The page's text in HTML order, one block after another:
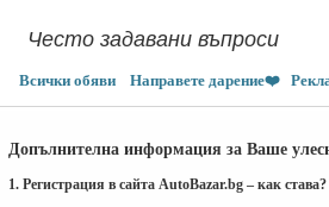
Често задавани въпроси
Всички обяви Направете дарение❤️
Допълнителна информация за Ваше
1. Регистрация в сайта AutoBazar.bg – как става?